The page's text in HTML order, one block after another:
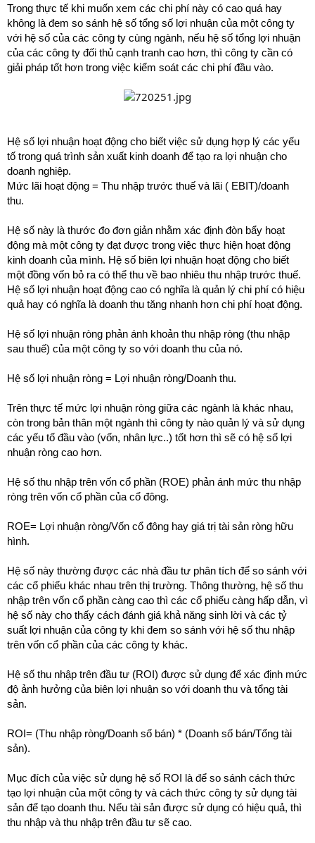
Trong thực tế khi muốn xem các chi phí này có cao quá hay
không là đem so sánh hệ số tổng số lợi nhuận của một công ty
với hệ số của các công ty cùng ngành, nếu hệ số tổng lợi nhuận
của các công ty đối thủ cạnh tranh cao hơn, thì công ty cần có
giải pháp tốt hơn trong việc kiểm soát các chi phí đầu vào.
Hệ số lợi nhuận hoạt động cho biết việc sử dụng hợp lý các yếu
tố trong quá trình sản xuất kinh doanh để tạo ra lợi nhuận cho
doanh nghiệp.
Mức lãi hoạt động = Thu nhập trước thuế và lãi ( EBIT)/doanh
thu.
Hệ số này là thước đo đơn giản nhằm xác định đòn bẩy hoạt
động mà một công ty đạt được trong việc thực hiện hoạt động
kinh doanh của mình. Hệ số biên lợi nhuận hoạt động cho biết
một đồng vốn bỏ ra có thể thu về bao nhiêu thu nhập trước thuế.
Hệ số lợi nhuận hoạt động cao có nghĩa là quản lý chi phí có hiệu
quả hay có nghĩa là doanh thu tăng nhanh hơn chi phí hoạt động.
Hệ số lợi nhuận ròng phản ánh khoản thu nhập ròng (thu nhập
sau thuế) của một công ty so với doanh thu của nó.
Hệ số lợi nhuận ròng = Lợi nhuận ròng/Doanh thu.
Trên thực tế mức lợi nhuận ròng giữa các ngành là khác nhau,
còn trong bản thân một ngành thì công ty nào quản lý và sử dụng
các yếu tố đầu vào (vốn, nhân lực..) tốt hơn thì sẽ có hệ số lợi
nhuận ròng cao hơn.
Hệ số thu nhập trên vốn cổ phần (ROE) phản ánh mức thu nhập
ròng trên vốn cổ phần của cổ đông.
ROE= Lợi nhuận ròng/Vốn cổ đông hay giá trị tài sản ròng hữu
hình.
Hệ số này thường được các nhà đầu tư phân tích để so sánh với
các cổ phiếu khác nhau trên thị trường. Thông thường, hệ số thu
nhập trên vốn cổ phần càng cao thì các cổ phiếu càng hấp dẫn, vì
hệ số này cho thấy cách đánh giá khả năng sinh lời và các tỷ
suất lợi nhuận của công ty khi đem so sánh với hệ số thu nhập
trên vốn cổ phần của các công ty khác.
Hệ số thu nhập trên đầu tư (ROI) được sử dụng để xác định mức
độ ảnh hưởng của biên lợi nhuận so với doanh thu và tổng tài
sản.
ROI= (Thu nhập ròng/Doanh số bán) * (Doanh số bán/Tổng tài
sản).
Mục đích của việc sử dụng hệ số ROI là để so sánh cách thức
tạo lợi nhuận của một công ty và cách thức công ty sử dụng tài
sản để tạo doanh thu. Nếu tài sản được sử dụng có hiệu quả, thì
thu nhập và thu nhập trên đầu tư sẽ cao.